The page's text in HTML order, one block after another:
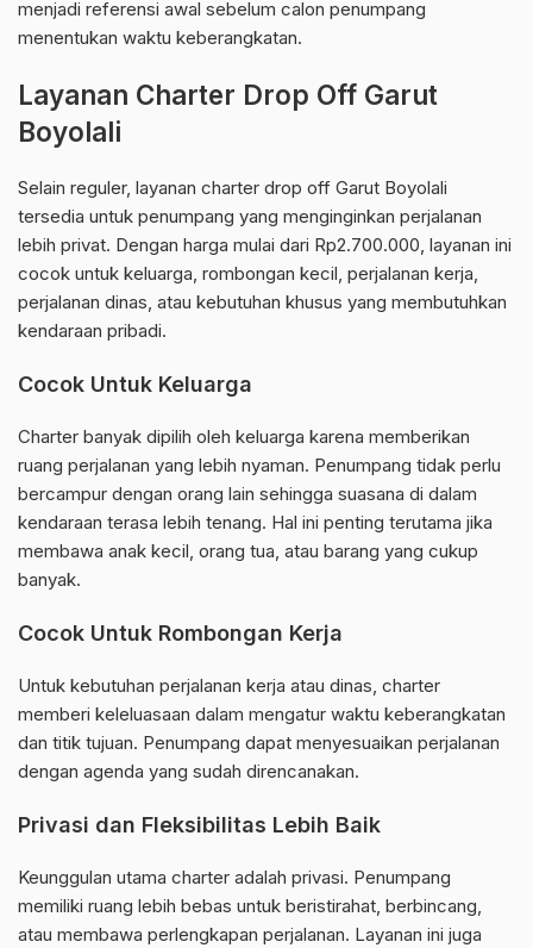
menjadi referensi awal sebelum calon penumpang
menentukan waktu keberangkatan.
Layanan Charter Drop Off Garut
Boyolali
Selain reguler, layanan charter drop off Garut Boyolali
tersedia untuk penumpang yang menginginkan perjalanan
lebih privat. Dengan harga mulai dari Rp2.700.000, layanan ini
cocok untuk keluarga, rombongan kecil, perjalanan kerja,
perjalanan dinas, atau kebutuhan khusus yang membutuhkan
kendaraan pribadi.
Cocok Untuk Keluarga
Charter banyak dipilih oleh keluarga karena memberikan
ruang perjalanan yang lebih nyaman. Penumpang tidak perlu
bercampur dengan orang lain sehingga suasana di dalam
kendaraan terasa lebih tenang. Hal ini penting terutama jika
membawa anak kecil, orang tua, atau barang yang cukup
banyak.
Cocok Untuk Rombongan Kerja
Untuk kebutuhan perjalanan kerja atau dinas, charter
memberi keleluasaan dalam mengatur waktu keberangkatan
dan titik tujuan. Penumpang dapat menyesuaikan perjalanan
dengan agenda yang sudah direncanakan.
Privasi dan Fleksibilitas Lebih Baik
Keunggulan utama charter adalah privasi. Penumpang
memiliki ruang lebih bebas untuk beristirahat, berbincang,
atau membawa perlengkapan perjalanan. Layanan ini juga